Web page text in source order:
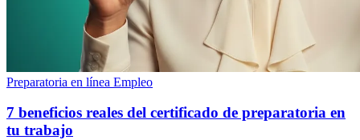
Preparatoria en línea Empleo
7 beneficios reales del certificado de preparatoria en
tu trabajo